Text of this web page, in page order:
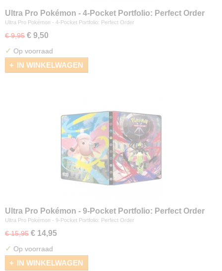
Ultra Pro Pokémon - 4-Pocket Portfolio: Perfect Order
Ultra Pro Pokémon - 4-Pocket Portfolio: Perfect Order
€ 9,95 € 9,50
✓ Op voorraad
IN WINKELWAGEN
Ultra Pro Pokémon - 9-Pocket Portfolio: Perfect Order
Ultra Pro Pokémon - 9-Pocket Portfolio: Perfect Order
€ 15,95 € 14,95
✓ Op voorraad
IN WINKELWAGEN